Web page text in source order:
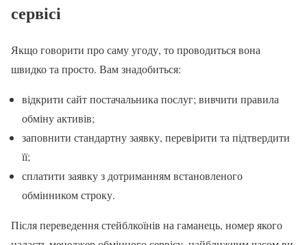
сервісі
Якщо говорити про саму угоду, то проводиться вона
швидко та просто. Вам знадобиться:
відкрити сайт постачальника послуг; вивчити правила
обміну активів;
заповнити стандартну заявку, перевірити та підтвердити
її;
сплатити заявку з дотриманням встановленого
обмінником строку.
Після переведення стейблкоїнів на гаманець, номер якого